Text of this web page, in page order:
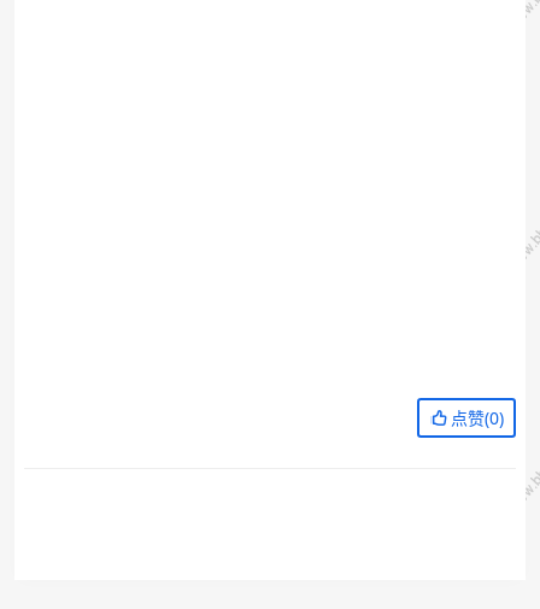
点赞(0)